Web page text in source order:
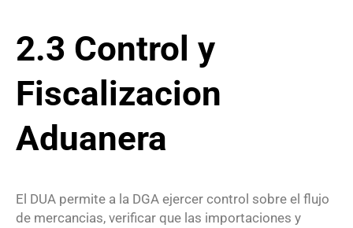
2.3 Control y
Fiscalizacion
Aduanera
El DUA permite a la DGA ejercer control sobre el flujo
de mercancias, verificar que las importaciones y